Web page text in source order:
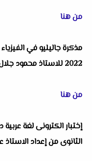
من هنا
مذكرة جاليليو في
2022 للاستاذ محمود جلال
من هنا
إختبار الكترونى لغة
الثانوى من إعداد